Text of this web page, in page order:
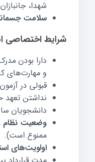
شهدا،
سلامت
شرایط اختصاصی
دارا بودن
و مهارت‌های
قبولی در
نداشتن
دانشجویان
وضعیت نظام
ممنوع است).
اولویت‌های